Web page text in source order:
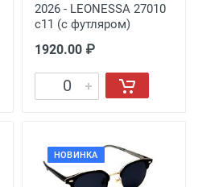
2026 - LEONESSA 27010
с11 (с футляром)
1920.00 ₽
НОВИНКА